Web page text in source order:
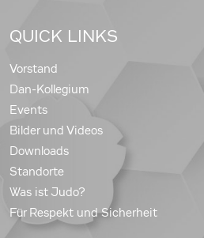
QUICK LINKS
Vorstand
Dan-Kollegium
Events
Bilder und Videos
Downloads
Standorte
Was ist Judo?
Für Respekt und Sicherheit